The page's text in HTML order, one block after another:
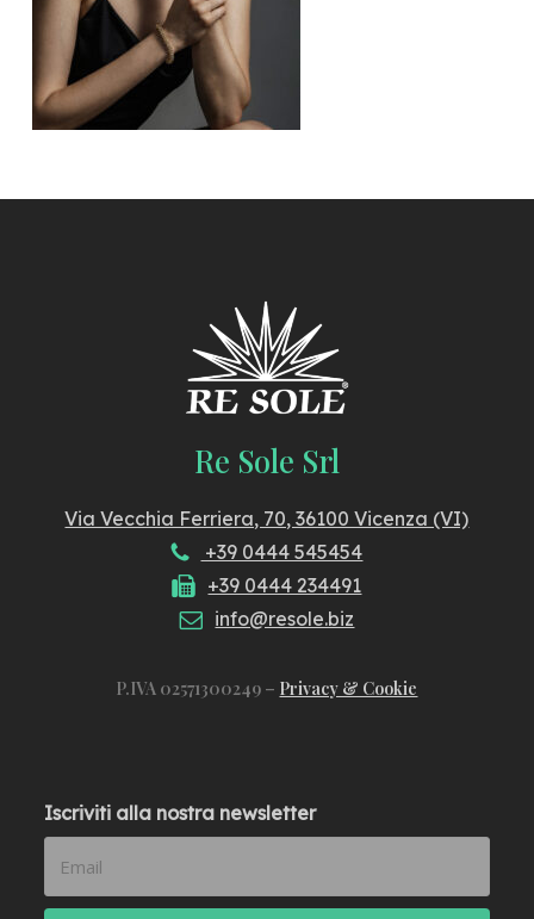
Re Sole Srl
Via Vecchia Ferriera, 70, 36100 Vicenza (VI)
+39 0444 545454
+39 0444 234491
info@resole.biz
P.IVA 02571300249 – Privacy & Cookie
Iscriviti alla nostra newsletter